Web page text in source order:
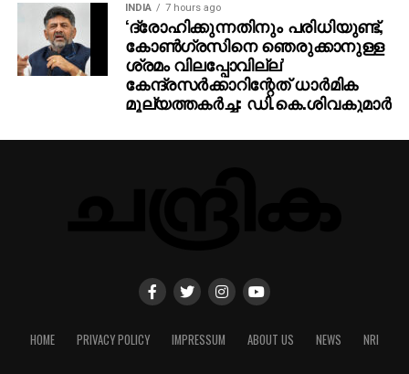
INDIA 7 hours ago
‘ദ്രോഹിക്കുന്നതിനും പരിധിയുണ്ട്,
കോണ്‍ഗ്രസിനെ ഞെരുക്കാനുള്ള
ശ്രമം വിലപ്പോവില്ല’
കേന്ദ്രസര്‍ക്കാറിന്റേത് ധാര്‍മിക
മൂല്യത്തകര്‍ച്ച: ഡി.കെ.ശിവകുമാര്‍
HOME PRIVACY POLICY IMPRESSUM ABOUT US NEWS NRI